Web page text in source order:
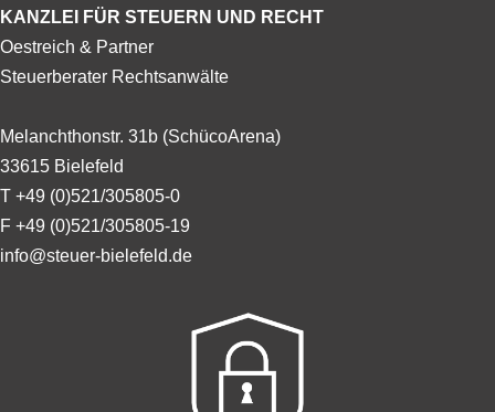
KANZLEI FÜR STEUERN UND RECHT
Oestreich & Partner
Steuerberater Rechtsanwälte
Melanchthonstr. 31b (SchücoArena)
33615 Bielefeld
T +49 (0)521/305805-0
F +49 (0)521/305805-19
info@steuer-bielefeld.de